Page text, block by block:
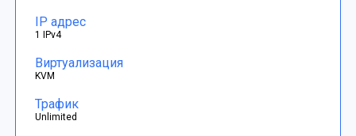
IP адрес
1 IPv4
Виртуализация
KVM
Трафик
Unlimited